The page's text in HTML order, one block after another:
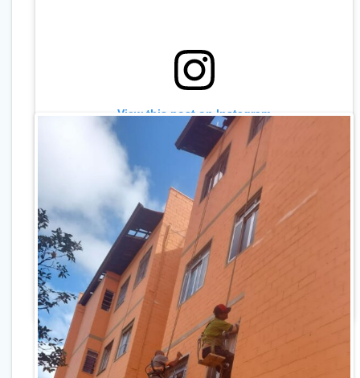
View this post on Instagram
A post shared by CAZUZA PINTURAS (@cazuzapinturas)